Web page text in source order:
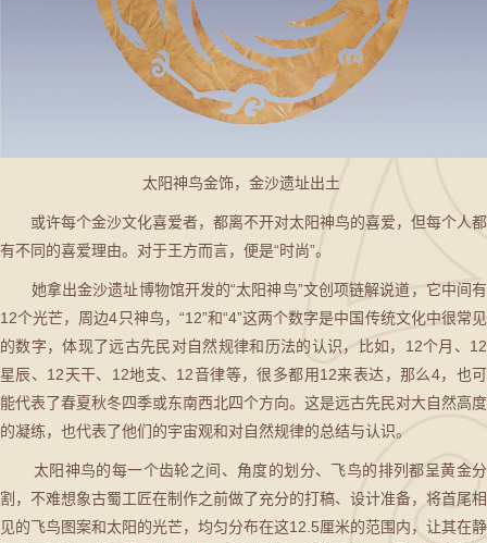
太阳神鸟金饰，金沙遗址出土
或许每个金沙文化喜爱者，都离不开对太阳神鸟的喜爱，但每个人都
有不同的喜爱理由。对于王方而言，便是“时尚”。
她拿出金沙遗址博物馆开发的“太阳神鸟”文创项链解说道，它中间有
12个光芒，周边4只神鸟，“12”和“4”这两个数字是中国传统文化中很常见
的数字，体现了远古先民对自然规律和历法的认识，比如，12个月、12
星辰、12天干、12地支、12音律等，很多都用12来表达，那么4，也可
能代表了春夏秋冬四季或东南西北四个方向。这是远古先民对大自然高度
的凝练，也代表了他们的宇宙观和对自然规律的总结与认识。
太阳神鸟的每一个齿轮之间、角度的划分、飞鸟的排列都呈黄金分
割，不难想象古蜀工匠在制作之前做了充分的打稿、设计准备，将首尾相
见的飞鸟图案和太阳的光芒，均匀分布在这12.5厘米的范围内，让其在静